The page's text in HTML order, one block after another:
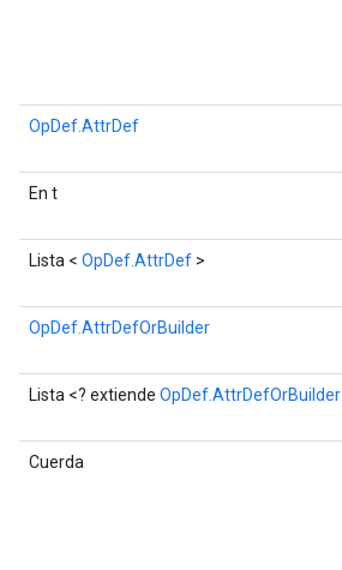
OpDef.AttrDef
En t
Lista < OpDef.AttrDef >
OpDef.AttrDefOrBuilder
Lista <? extiende OpDef.AttrDefOrBuilder
Cuerda